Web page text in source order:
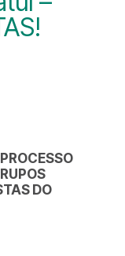
PROCESSO
DO